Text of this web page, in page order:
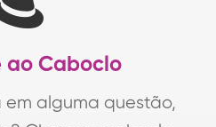
ao Caboclo
em alguma questão,